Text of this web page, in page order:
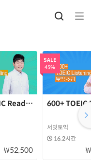
토익
Reading 토익중급┃서밋
₩52,500
SALE
45%
600+ TOEIC
서밋토익
16.2시간